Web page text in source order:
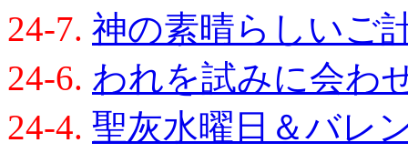
24-7. 神の素晴らしいご
24-6. われを試みに会わ
24-4. 聖灰水曜日＆バレ